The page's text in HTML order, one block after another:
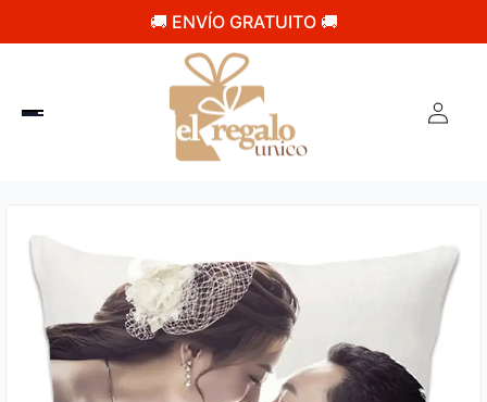
🚚 ENVÍO GRATUITO 🚚